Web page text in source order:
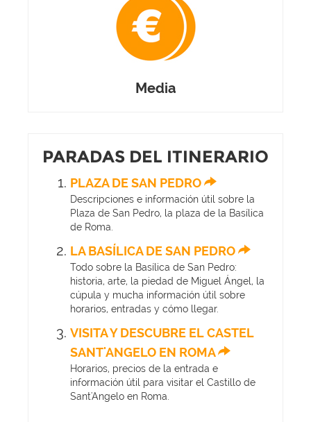
Media
PARADAS DEL ITINERARIO
PLAZA DE SAN PEDRO
Descripciones e información útil sobre la
Plaza de San Pedro, la plaza de la Basílica
de Roma.
LA BASÍLICA DE SAN PEDRO
Todo sobre la Basílica de San Pedro:
historia, arte, la piedad de Miguel Ángel, la
cúpula y mucha información útil sobre
horarios, entradas y cómo llegar.
VISITA Y DESCUBRE EL CASTEL
SANT'ANGELO EN ROMA
Horarios, precios de la entrada e
información útil para visitar el Castillo de
Sant'Angelo en Roma.